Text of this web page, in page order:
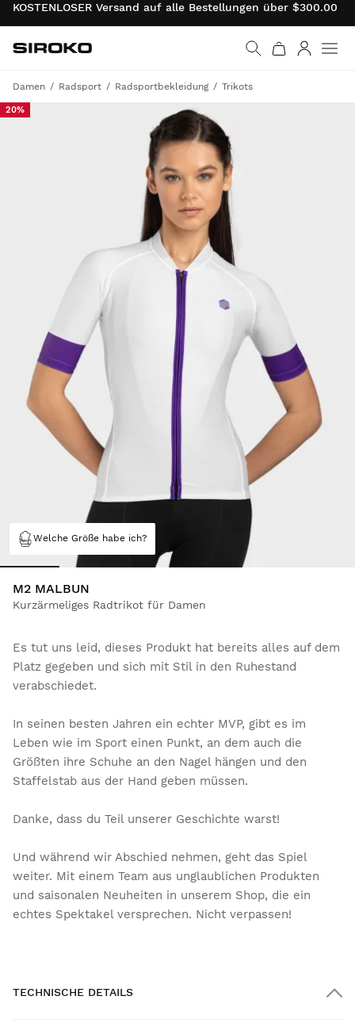
KOSTENLOSER Versand auf alle Bestellungen über $300.00
Weiter zur Startseite
Siroko.com
Damen Radsport Radsportbekleidung Trikots
20%
Welche Größe habe ich?
M2 MALBUN
Kurzärmeliges Radtrikot für Damen
Es tut uns leid, dieses Produkt hat bereits alles auf dem
Platz gegeben und sich mit Stil in den Ruhestand
verabschiedet.
In seinen besten Jahren ein echter MVP, gibt es im
Leben wie im Sport einen Punkt, an dem auch die
Größten ihre Schuhe an den Nagel hängen und den
Staffelstab aus der Hand geben müssen.
Danke, dass du Teil unserer Geschichte warst!
Und während wir Abschied nehmen, geht das Spiel
weiter. Mit einem Team aus unglaublichen Produkten
und saisonalen Neuheiten in unserem Shop, die ein
echtes Spektakel versprechen. Nicht verpassen!
TECHNISCHE DETAILS